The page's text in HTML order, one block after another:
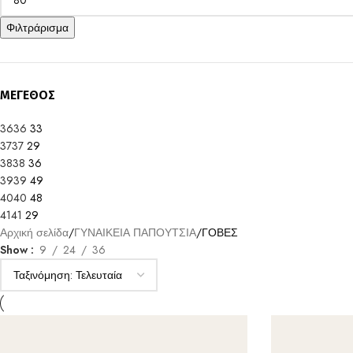
Φιλτράρισμα
ΜΕΓΕΘΟΣ
3636 33
3737 29
3838 36
3939 49
4040 48
4141 29
Αρχική σελίδα ΓΥΝΑΙΚΕΙΑ ΠΑΠΟΥΤΣΙΑ ΓΟΒΕΣ
Show
9 24 36